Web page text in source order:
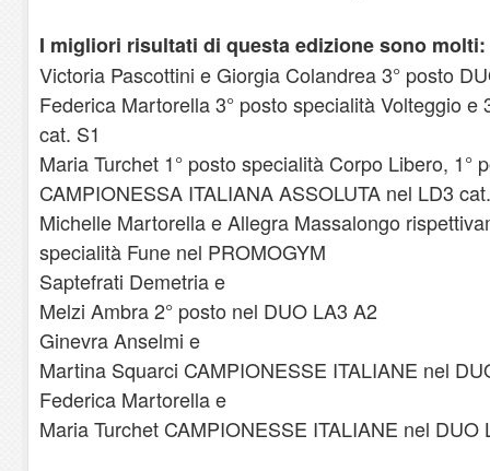
I migliori risultati di questa edizione sono molti:
Victoria Pascottini e Giorgia Colandrea 3° posto
Federica Martorella 3° posto specialità Volteggio e
cat. S1
Maria Turchet 1° posto specialità Corpo Libero, 1°
CAMPIONESSA ITALIANA ASSOLUTA nel LD3
Michelle Martorella e Allegra Massalongo
specialità Fune nel PROMOGYM
Saptefrati Demetria e
Melzi Ambra 2° posto nel DUO LA3 A2
Ginevra Anselmi e
Martina Squarci CAMPIONESSE ITALIANE nel
Federica Martorella e
Maria Turchet CAMPIONESSE ITALIANE nel DUO